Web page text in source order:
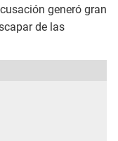
generó gran
de las